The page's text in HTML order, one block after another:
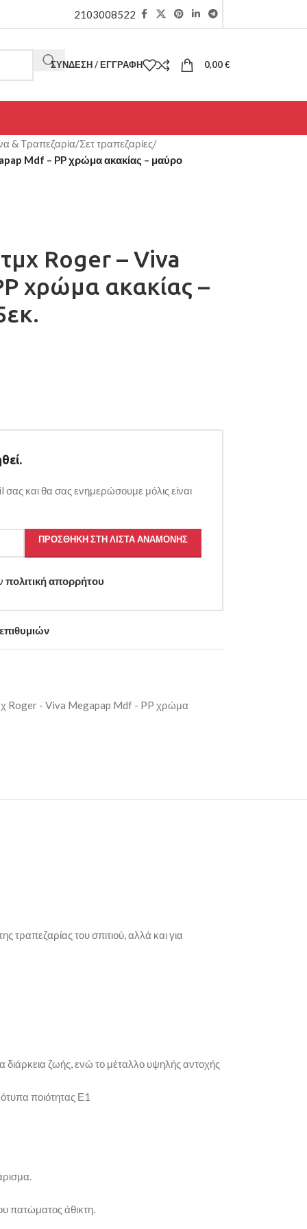
2103008522
ΣΎΝΔΕΣΗ / ΕΓΓΡΑΦΉ 0,00€
& Τραπεζαρία/Σετ τραπεζαρίες/
Mdf – PP χρώμα ακακίας – μαύρο
Roger – Viva
χρώμα ακακίας –
και θα σας ενημερώσουμε μόλις είναι
ΠΡΟΣΘΉΚΗ ΣΤΗ ΛΊΣΤΑ ΑΝΑΜΟΝΉΣ
πολιτική απορρήτου
Roger - Viva Megapap Mdf - PP χρώμα
τραπεζαρίας του σπιτιού, αλλά και για
διάρκεια ζωής, ενώ το μέταλλο υψηλής αντοχής
ποιότητας Ε1
πατώματος άθικτη.